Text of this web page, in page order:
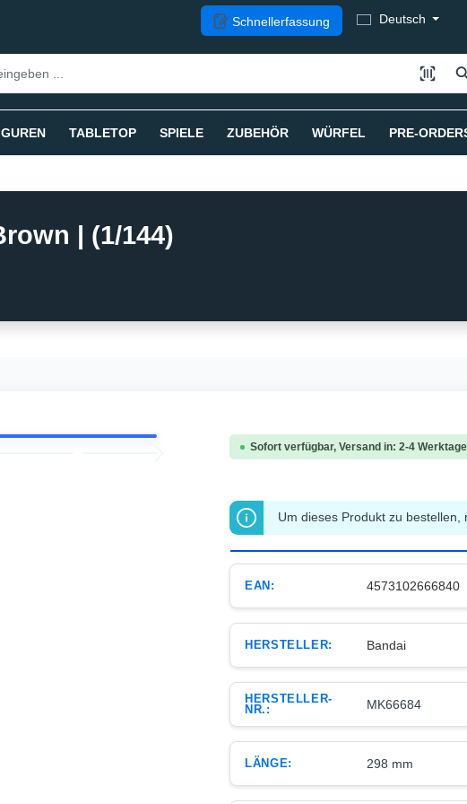
Schnellerfassung Deutsch
TABLETOP SPIELE ZUBEHÖR WÜRFEL PRE-
| (1/144)
Sofort verfügbar, Versand in: 2-4 Werktage
Um dieses Produkt zu bestellen,
EAN: 4573102666840
HERSTELLER: Bandai
HERSTELLER-
NR.:
MK66684
LÄNGE: 298 mm